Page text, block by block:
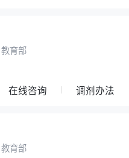
教育部
在线咨询 调剂办法
教育部